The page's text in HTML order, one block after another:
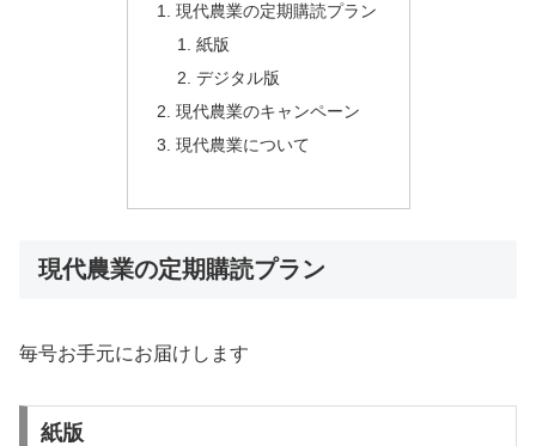
現代農業の定期購読プラン
紙版
デジタル版
現代農業のキャンペーン
現代農業について
現代農業の定期購読プラン
毎号お手元にお届けします
紙版